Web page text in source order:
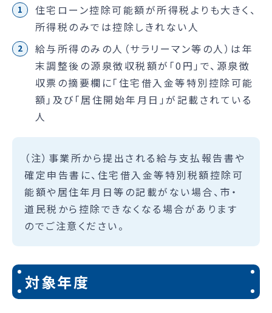
住宅ローン控除可能額が所得税よりも大きく、
所得税のみでは控除しきれない人
給与所得のみの人（サラリーマン等の人）は年
末調整後の源泉徴収税額が「0円」で、源泉徴
収票の摘要欄に「住宅借入金等特別控除可能
額」及び「居住開始年月日」が記載されている
人
（注）事業所から提出される給与支払報告書や
確定申告書に、住宅借入金等特別税額控除可
能額や居住年月日等の記載がない場合、市・
道民税から控除できなくなる場合があります
のでご注意ください。
対象年度